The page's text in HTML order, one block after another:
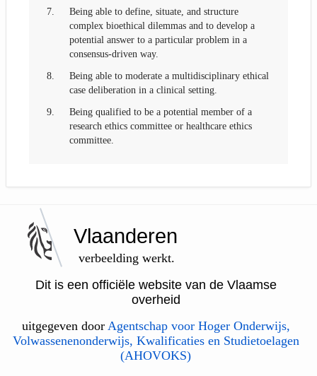
7.
Being able to define, situate, and structure
complex bioethical dilemmas and to develop a
potential answer to a particular problem in a
consensus-driven way.
8.
Being able to moderate a multidisciplinary ethical
case deliberation in a clinical setting.
9.
Being qualified to be a potential member of a
research ethics committee or healthcare ethics
committee.
Vlaanderen
verbeelding werkt.
Dit is een officiële website van de Vlaamse
overheid
uitgegeven door Agentschap voor Hoger Onderwijs,
Volwassenenonderwijs, Kwalificaties en Studietoelagen
(AHOVOKS)